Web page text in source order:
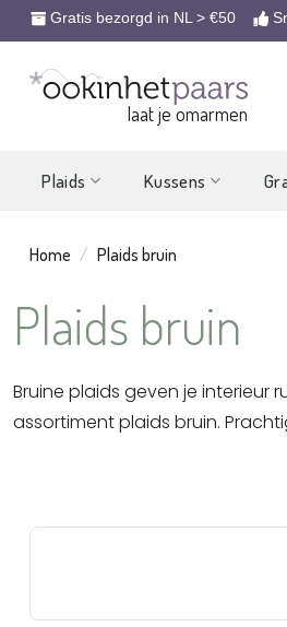
naar
inhoud
Gratis bezorgd in NL > €50
laat je omarmen
Plaids Kussens
Home / Plaids bruin
Plaids bruin
Bruine plaids geven je interieur
assortiment plaids bruin.